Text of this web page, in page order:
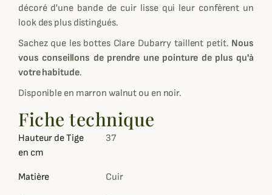
décoré d'une bande de cuir lisse qui leur confèrent un
look des plus distingués.
Sachez que les bottes Clare Dubarry taillent petit. Nous
vous conseillons de prendre une pointure de plus qu'à
votre habitude.
Disponible en marron walnut ou en noir.
Fiche technique
Hauteur de Tige
en cm
37
Matière Cuir